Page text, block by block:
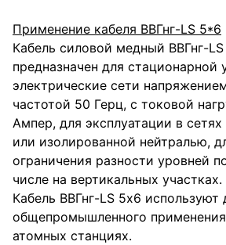
Применение кабеля ВВГнг-LS 5*6
Кабель силовой медный ВВГнг-
предназначен для стационарной
электрические сети
частотой 50 Герц, с токовой
Ампер, для эксплуатации в сетях
или изолированной нейтралью,
ограничения разности уровней
числе на вертикальных участках.
Кабель ВВГнг-LS 5х6 используют
общепромышленного
атомных станциях.